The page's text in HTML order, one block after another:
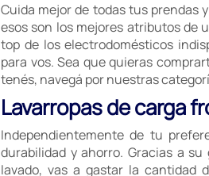
Cuida mejor de todas tus prendas
esos son los mejores atributos de
top de los electrodomésticos
para vos. Sea que quieras
tenés, navegá por nuestras
Lavarropas de carga
Independientemente de tu
durabilidad y ahorro. Gracias a
lavado, vas a gastar la cantidad